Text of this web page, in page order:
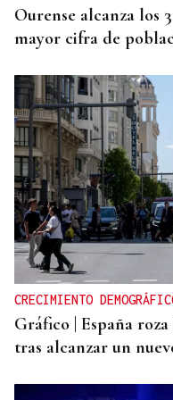
Ourense alcanza los
mayor cifra de
CRECIMIENTO
Gráfico | España
tras alcanzar un